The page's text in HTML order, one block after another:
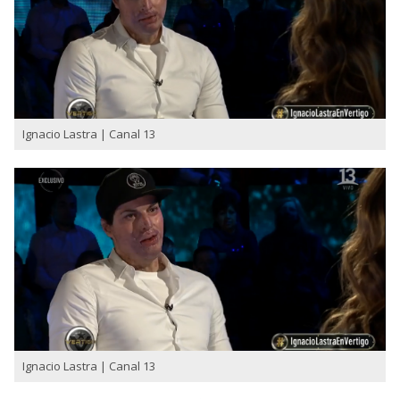
Ignacio Lastra | Canal 13
Ignacio Lastra | Canal 13